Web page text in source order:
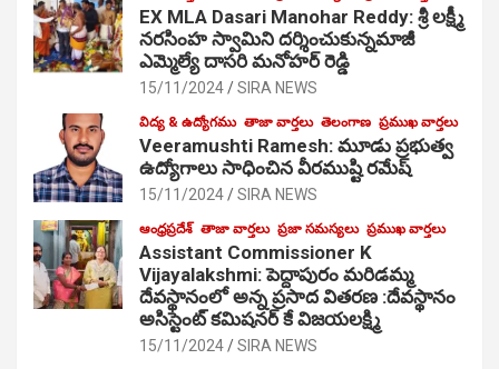
EX MLA Dasari Manohar Reddy: శ్రీ లక్ష్మీ
నరసింహ స్వామిని దర్శించుకున్నమాజీ
ఎమ్మెల్యే దాసరి మనోహర్ రెడ్డి
15/11/2024 SIRA NEWS
విద్య & ఉద్యోగము తాజా వార్తలు తెలంగాణ ప్రముఖ వార్తలు
Veeramushti Ramesh: మూడు ప్రభుత్వ
ఉద్యోగాలు సాధించిన వీరముష్టి రమేష్
15/11/2024 SIRA NEWS
ఆంధ్రప్రదేశ్ తాజా వార్తలు ప్రజా సమస్యలు ప్రముఖ వార్తలు
Assistant Commissioner K
Vijayalakshmi: పెద్దాపురం మరిడమ్మ
దేవస్థానంలో అన్న ప్రసాద వితరణ :దేవస్థానం
అసిస్టెంట్ కమిషనర్ కే విజయలక్ష్మి
15/11/2024 SIRA NEWS